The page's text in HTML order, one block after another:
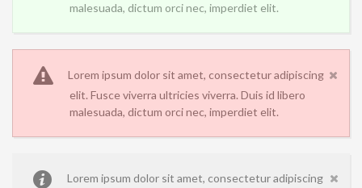
malesuada, dictum orci nec, imperdiet elit.
Lorem ipsum dolor sit amet, consectetur adipiscing
elit. Fusce viverra ultricies viverra. Duis id libero
malesuada, dictum orci nec, imperdiet elit.
Lorem ipsum dolor sit amet, consectetur adipiscing